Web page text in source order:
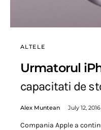
ALTELE
Urmatorul
capacitati de
Alex Muntean July 12, 2016
Compania Apple a